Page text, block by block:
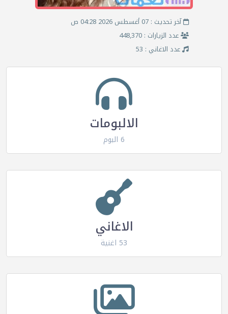
آخر تحديث : 07 أغسطس 2026 04:28 ص
عدد الزيارات : 448,370
عدد الاغاني : 53
الالبومات
6 البوم
الاغاني
53 اغنية